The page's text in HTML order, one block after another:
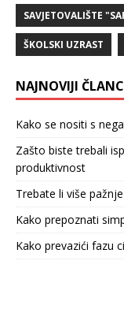
SAVJETOVALIŠTE
ŠKOLSKI UZRAST
NAJNOVIJI
Kako se nositi s
Zašto biste trebali
produktivnost
Trebate li više
Kako prepoznati
Kako prevazići fazu